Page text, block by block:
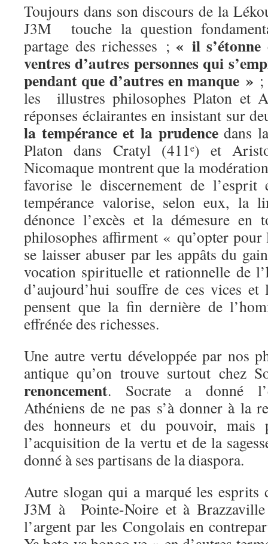
Toujours dans son discours de la
J3M touche la question
partage des richesses ; « il
ventres d’autres personnes qui
pendant que d’autres en manque »
les illustres philosophes Platon et
réponses éclairantes en insistant sur
la tempérance et la prudencedans
Platon dans Cratyl (411e) et
Nicomaque montrent que la
favorise le discernement de
tempérance valorise, selon eux, la
dénonce l’excès et la démesure en
philosophes affirment « qu’opter
se laisser abuser par les appâts du
vocation spirituelle et rationnelle de
d’aujourd’hui souffre de ces vices
pensent que la fin dernière de
effrénée des richesses.
Une autre vertu développée par nos
antique qu’on trouve surtout chez
renoncement. Socrate a donné
Athéniens de ne pas s’à donner à la
des honneurs et du pouvoir, mais
l’acquisition de la vertu et de la
donné à ses partisans de la diaspora.
Autre slogan qui a marqué les esprits
J3M à Pointe-Noire et à
l’argent par les Congolais en